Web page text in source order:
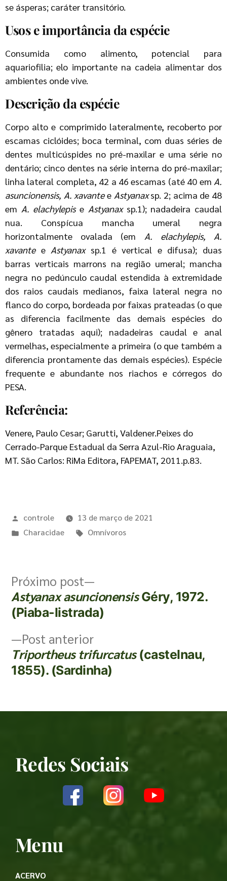
se ásperas; caráter transitório.
Usos e importância da espécie
Consumida como alimento, potencial para
aquariofilia; elo importante na cadeia alimentar dos
ambientes onde vive.
Descrição da espécie
Corpo alto e comprimido lateralmente, recoberto por
escamas ciclóides; boca terminal, com duas séries de
dentes multicúspides no pré-maxilar e uma série no
dentário; cinco dentes na série interna do pré-maxilar;
linha lateral completa, 42 a 46 escamas (até 40 em A.
asuncionensis, A. xavantee Astyanaxsp. 2; acima de 48
em A. elachylepise Astyanax sp.1); nadadeira caudal
nua. Conspícua mancha umeral negra
horizontalmente ovalada (em A. elachylepis, A.
xavante e Astyanax sp.1 é vertical e difusa); duas
barras verticais marrons na região umeral; mancha
negra no pedúnculo caudal estendida à extremidade
dos raios caudais medianos, faixa lateral negra no
flanco do corpo, bordeada por faixas prateadas (o que
as diferencia facilmente das demais espécies do
gênero tratadas aqui); nadadeiras caudal e anal
vermelhas, especialmente a primeira (o que também a
diferencia prontamente das demais espécies). Espécie
frequente e abundante nos riachos e córregos do
PESA.
Referência:
Venere, Paulo Cesar; Garutti, Valdener.Peixes do
Cerrado-Parque Estadual da Serra Azul-Rio Araguaia,
MT. São Carlos: RiMa Editora, FAPEMAT, 2011.p.83.
controle
13 de março de 2021
Characidae
Omnívoros
Post anterior
Triportheus trifurcatus(castelnau,
1855). (Sardinha)
Próximo post
Astyanax asuncionensisGéry, 1972.
(Piaba-listrada)
Redes Sociais
Menu
ACERVO